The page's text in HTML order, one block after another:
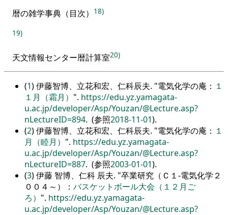
暦の雑学事典 （目次） 18)
19)
天文情報センター暦計算室20)
(1) 伊藤智博、立花和宏、仁科辰夫. 電気化学の庵： １
１月（霜月）
. https://edu.yz.yamagata-
u.ac.jp/developer/Asp/Youzan/@Lecture.asp?
nLectureID=894. (参照2018-11-01).
(2) 伊藤智博、立花和宏、仁科辰夫. 電気化学の庵： １
月（睦月）
. https://edu.yz.yamagata-
u.ac.jp/developer/Asp/Youzan/@Lecture.asp?
nLectureID=887. (参照2003-01-01).
(3) 伊藤 智博、仁科 辰夫. 卒業研究（Ｃ１-電気化学２
００４～）： バスケットボール大会（１２月ご
ろ）
. https://edu.yz.yamagata-
u.ac.jp/developer/Asp/Youzan/@Lecture.asp?